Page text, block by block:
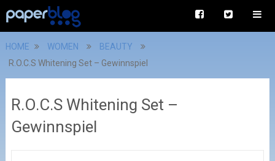
HOME WOMEN
BEAUTY
R.O.C.S Whitening Set – Gewinnspiel
R.O.C.S Whitening Set –
Gewinnspiel